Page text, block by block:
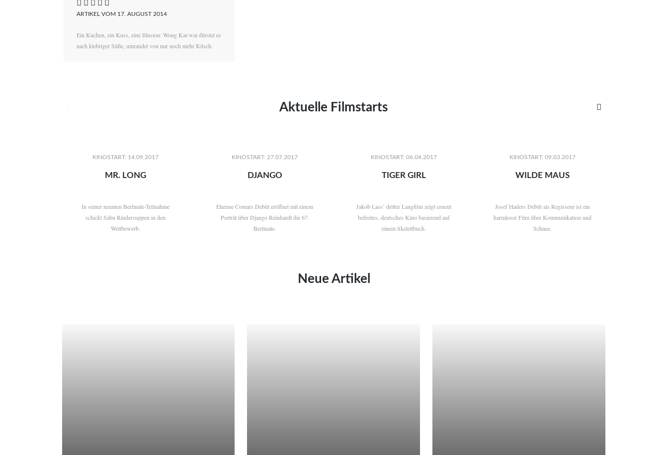
    
ARTIKEL VOM 17. AUGUST 2014
Ein Kuchen, ein Kuss, eine Illusion: Wong Kar-wai dürstet es
nach klebriger Süße, umrandet von nur noch mehr Kitsch.
Aktuelle Filmstarts 
KINOSTART: 14.09.2017
MR. LONG
In seiner neunten Berlinale-Teilnahme
schickt Sabu Rindersuppen in den
Wettbewerb.
KINOSTART: 27.07.2017
DJANGO
Étienne Comars Debüt eröffnet mit einem
Porträt über Django Reinhardt die 67.
Berlinale.
KINOSTART: 06.04.2017
TIGER GIRL
Jakob Lass’ dritter Langfilm zeigt erneut
befreites, deutsches Kino basierend auf
einem Skelettbuch.
KINOSTART: 09.03.2017
WILDE MAUS
Josef Haders Debüt als Regisseur ist ein
harmloser Film über Kommunikation und
Schnee.
Neue Artikel